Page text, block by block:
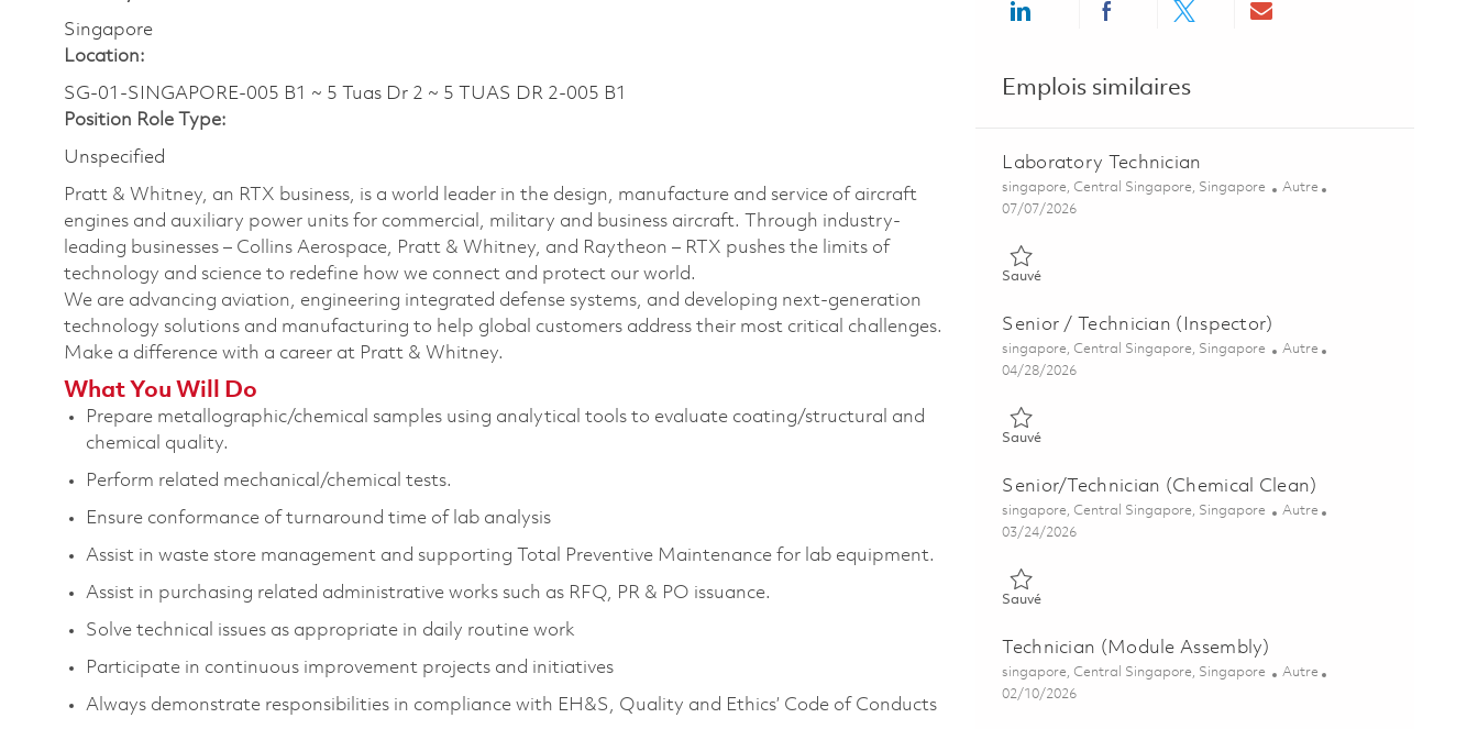
Singapore
Location:
SG-01-SINGAPORE-005 B1 ~ 5 Tuas Dr 2 ~ 5 TUAS DR 2-005 B1
Position Role Type:
Unspecified
Pratt & Whitney, an RTX business, is a world leader in the design, manufacture and service of aircraft
engines and auxiliary power units for commercial, military and business aircraft. Through industry-
leading businesses – Collins Aerospace, Pratt & Whitney, and Raytheon – RTX pushes the limits of
technology and science to redefine how we connect and protect our world.
We are advancing aviation, engineering integrated defense systems, and developing next-generation
technology solutions and manufacturing to help global customers address their most critical challenges.
Make a difference with a career at Pratt & Whitney.
What You Will Do
Prepare metallographic/chemical samples using analytical tools to evaluate coating/structural and
chemical quality.
Perform related mechanical/chemical tests.
Ensure conformance of turnaround time of lab analysis
Assist in waste store management and supporting Total Preventive Maintenance for lab equipment.
Assist in purchasing related administrative works such as RFQ, PR & PO issuance.
Solve technical issues as appropriate in daily routine work
Participate in continuous improvement projects and initiatives
Always demonstrate responsibilities in compliance with EH&S, Quality and Ethics’ Code of Conducts
Share via LinkedInShare via Facebook
Share via twitterShare via email
Emplois similaires
Laboratory Technician
Emplacement
singapore, Central Singapore, Singapore Catégorie
Autre
Posted Date
07/07/2026
SauvéSauvé Laboratory Technician 01828095
Senior / Technician (Inspector)
Emplacement
singapore, Central Singapore, Singapore Catégorie
Autre
Posted Date
04/28/2026
SauvéSauvé Senior / Technician (Inspector) 01823489
Senior/Technician (Chemical Clean)
Emplacement
singapore, Central Singapore, Singapore Catégorie
Autre
Posted Date
03/24/2026
SauvéSauvé Senior/Technician (Chemical Clean) 01802884
Technician (Module Assembly)
Emplacement
singapore, Central Singapore, Singapore Catégorie
Autre
Posted Date
02/10/2026